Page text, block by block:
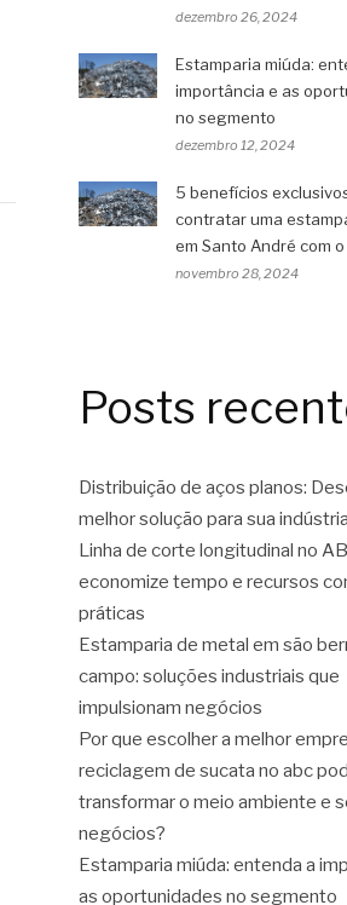
dezembro 26, 2024
Estamparia miúda:
importância e as
no segmento
dezembro 12, 2024
5 benefícios
contratar uma
em Santo André com
novembro 28, 2024
Posts
Distribuição de aços planos:
melhor solução para sua indústria
Linha de corte longitudinal no
economize tempo e recursos
práticas
Estamparia de metal em são
campo: soluções industriais que
impulsionam negócios
Por que escolher a melhor
reciclagem de sucata no abc
transformar o meio ambiente e
negócios?
Estamparia miúda: entenda a
as oportunidades no segmento